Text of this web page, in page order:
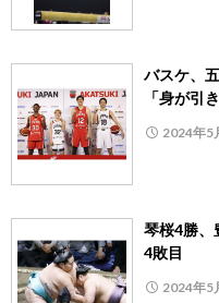
バスケ、
「身が引
2024年5
琴桜4勝、
4敗目
2024年5